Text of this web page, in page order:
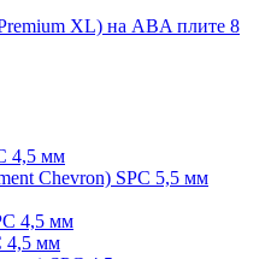
XL) на ABA плите 8
4,5 мм
Chevron) SPC 5,5 мм
4,5 мм
4,5 мм